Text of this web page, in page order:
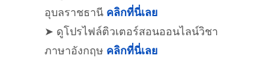
อุบลราชธานี คลิกที่นี่เลย
➤ ดูโปรไฟล์ติวเตอร์สอนออนไลน์วิชา
ภาษาอังกฤษ คลิกที่นี่เลย